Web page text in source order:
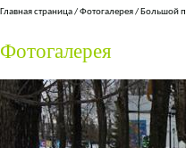
Главная страница/Фотогалерея/ Большой
Фотогалерея